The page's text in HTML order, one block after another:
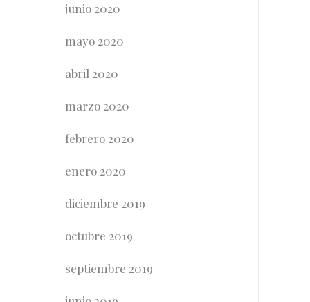
junio 2020
mayo 2020
abril 2020
marzo 2020
febrero 2020
enero 2020
diciembre 2019
octubre 2019
septiembre 2019